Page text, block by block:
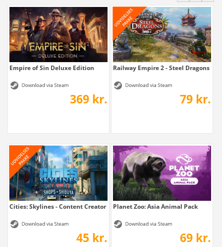
Empire of Sin Deluxe Edition
369 kr.
Railway Empire 2 - Steel Dragons
79 kr.
Cities: Skylines - Content Creator Pack:...
45 kr.
Planet Zoo: Asia Animal Pack
69 kr.